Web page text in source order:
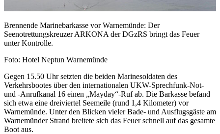
Brennende Marinebarkasse vor Warnemünde: Der
Seenotrettungskreuzer ARKONA der DGzRS bringt das Feuer
unter Kontrolle.
Foto: Hotel Neptun Warnemünde
Gegen 15.50 Uhr setzten die beiden Marinesoldaten des
Verkehrsbootes über den internationalen UKW-Sprechfunk-Not-
und -Anrufkanal 16 einen „Mayday“-Ruf ab. Die Barkasse befand
sich etwa eine dreiviertel Seemeile (rund 1,4 Kilometer) vor
Warnemünde. Unter den Blicken vieler Bade- und Ausflugsgäste am
Warnemünder Strand breitete sich das Feuer schnell auf das gesamte
Boot aus.